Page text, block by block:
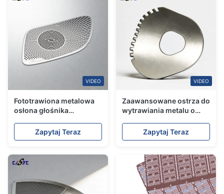
VIDEO
Fototrawiona metalowa
osłona głośnika
precyzyjna usługa
trawienia metalu do
Zapytaj Teraz
VIDEO
Zaawansowane ostrza do
wytrawiania metalu o
wydajności do
wymagających
brytyjskim
Zapytaj Teraz